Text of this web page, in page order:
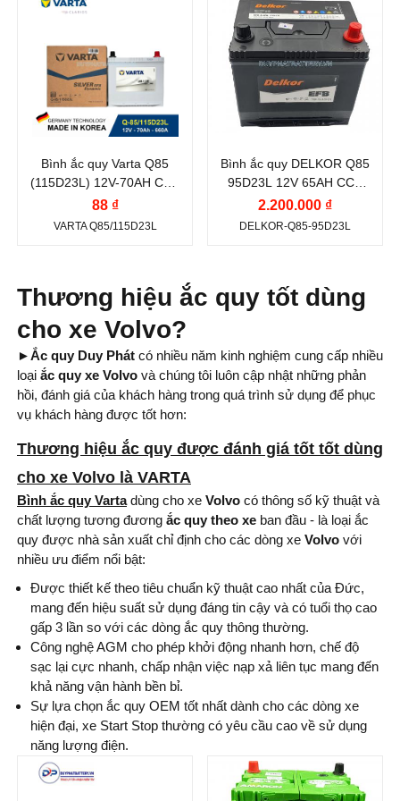
chuẩn
Battery)
Vị trí cọc:
Cọc nghịch
Kiểu cọc:Cọc tiêu
chuẩn
Thương hiệu ắc
VARTA
Điện thế (V):12 V
Dung lượng (Ah):70
Dòng khởi động
CCA (A):
Battery)
Vị trí cọc:Cọc nghịch
Kiểu cọc:Cọc tiêu
chuẩn
Bình ắc quy Varta Q85
(115D23L) 12V-70AH CCA
660A
88 ₫
VARTA Q85/115D23L
Thương hiệu ắc
quy:
DELKOR
Điện thế (V):
12 V
Dung lượng (Ah):65
Dòng khởi động
CCA (A):
Battery)
Kiểu cọc:Cọc tiêu
chuẩn
Quốc
Bình ắc quy DELKOR Q85
95D23L 12V 65AH CCA
620A
2.200.000 ₫
DELKOR-Q85-95D23L
Thương hiệu ắc quy tốt dùng
cho xe Volvo?
►Ắc quy Duy Phát có nhiều năm kinh nghiệm cung cấp nhiều
loại ắc quy xe Volvo và chúng tôi luôn cập nhật những phản
hồi, đánh giá của khách hàng trong quá trình sử dụng để phục
vụ khách hàng được tốt hơn:
Thương hiệu ắc quy được đánh giá tốt tốt dùng
cho xe Volvo là VARTA
Bình ắc quy Vartadùng cho xe Volvo có thông số kỹ thuật và
chất lượng tương đương ắc quy theo xe ban đầu - là loại ắc
quy được nhà sản xuất chỉ định cho các dòng xe Volvo với
nhiều ưu điểm nổi bật:
Được thiết kế theo tiêu chuẩn kỹ thuật cao nhất của Đức,
mang đến hiệu suất sử dụng đáng tin cậy và có tuổi thọ cao
gấp 3 lần so với các dòng ắc quy thông thường.
Công nghệ AGM cho phép khởi động nhanh hơn, chế độ
sạc lại cực nhanh, chấp nhận việc nạp xả liên tục mang đến
khả năng vận hành bền bỉ.
Sự lựa chọn ắc quy OEM tốt nhất dành cho các dòng xe
hiện đại, xe Start Stop thường có yêu cầu cao về sử dụng
năng lượng điện.
Thương hiệu ắc
Thương hiệu ắc
quy: